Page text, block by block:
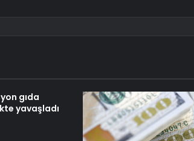
gıda
yavaşladı